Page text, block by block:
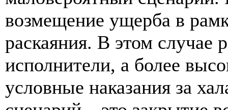
возмещение ущерба в
раскаяния. В этом случае
исполнители, а более
условные наказания за